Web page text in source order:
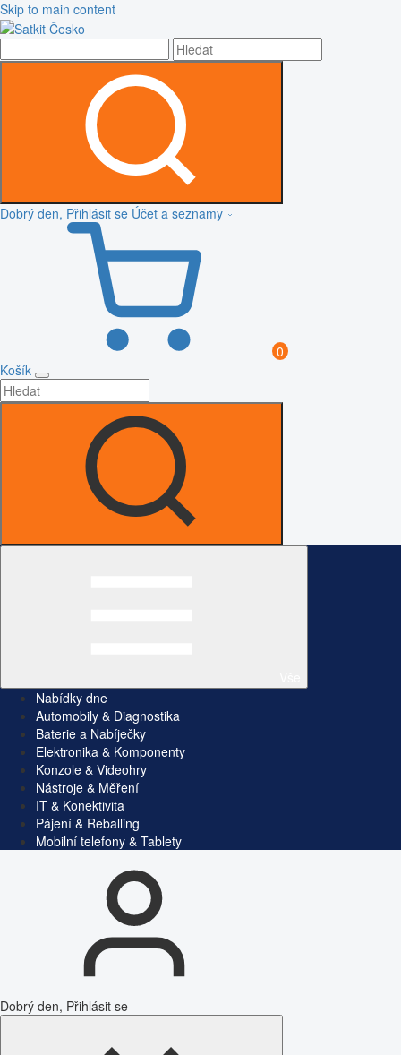
Skip to main content
Dobrý den, Přihlásit se Účet a seznamy
0
Košík
Nabídky dne
Automobily & Diagnostika
Baterie a Nabíječky
Elektronika & Komponenty
Konzole & Videohry
Nástroje & Měření
IT & Konektivita
Pájení & Reballing
Mobilní telefony & Tablety
Dobrý den, Přihlásit se